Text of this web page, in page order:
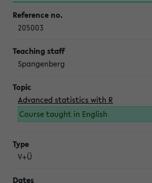
205003
Spangenberg
Advanced statistics with R
Course taught in English
V+Ü